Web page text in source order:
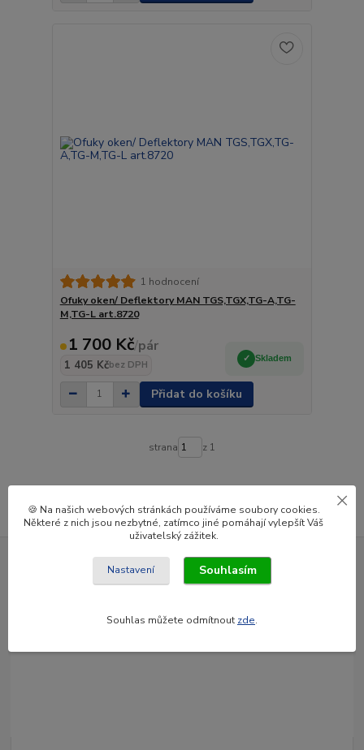
1 hodnocení
Ofuky oken/ Deflektory MAN TGS,TGX,TG-A,TG-
M,TG-L art.8720
1 700 Kč/pár
1 405 Kčbez DPH
Skladem
Přidat do košíku
strana z 1
Novinky z našeho blogu
🍪 Na našich webových stránkách používáme soubory cookies.
Některé z nich jsou nezbytné, zatímco jiné pomáhají vylepšít Váš
uživatelský zážitek.
Nastavení Souhlasím
Souhlas můžete odmítnout zde.